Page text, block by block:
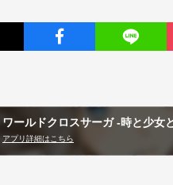
ワールドクロスサーガ -時と少女
アプリ詳細はこちら